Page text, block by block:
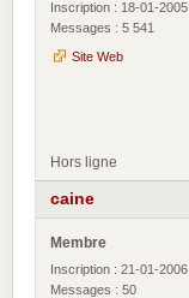
Inscription : 18-01-2005
Messages : 5 541
Site Web
Hors ligne
caine
Membre
Inscription : 21-01-2006
Messages : 50